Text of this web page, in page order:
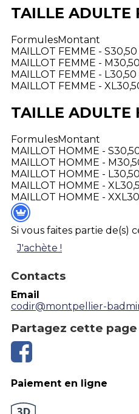
TAILLE ADULTE
FormulesMontant
MAILLOT FEMME - S
MAILLOT FEMME - M
MAILLOT FEMME - L
MAILLOT FEMME - XL
TAILLE ADULTE
FormulesMontant
MAILLOT HOMME - S
MAILLOT HOMME - M
MAILLOT HOMME - L
MAILLOT HOMME - XL
MAILLOT HOMME - XXL
Si vous faites partie de(s)
J'achète !
Contacts
Email
codir@montpellier-
Partagez cette page
Paiement en ligne